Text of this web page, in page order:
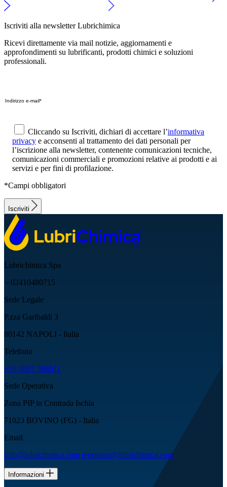
Iscriviti alla newsletter Lubrichimica
Ricevi direttamente via mail notizie, aggiornamenti e
approfondimenti su lubrificanti, prodotti chimici e soluzioni
professionali.
Cliccando su Iscriviti, dichiari di accettare l’informativa
privacy e acconsenti al trattamento dei dati personali per
l’iscrizione alla newsletter, contenente comunicazioni tecniche,
comunicazioni commerciali e promozioni relative ai prodotti e ai
servizi e per fini di profilazione.
*Campi obbligatori
Iscriviti
Lubrichimica Spa
- 02410480715
Sede Legale
P.zza Garibaldi 3
80142 NAPOLI - Italia
Telefono
+39 0881 966611
Sede Operativa
Zona PIP in Contrada Ischia
71023 BOVINO (FG) - Italia
Email
info@lubrichimica.com reception@lubrichimica.com
Informazioni